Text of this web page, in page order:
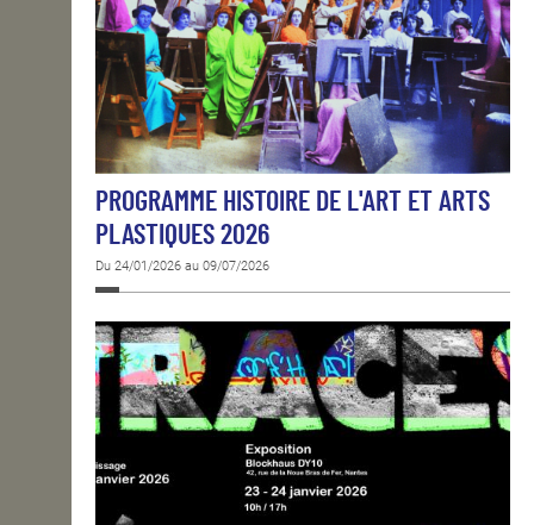
PROGRAMME HISTOIRE DE L'ART ET ARTS
PLASTIQUES 2026
Du 24/01/2026 au 09/07/2026